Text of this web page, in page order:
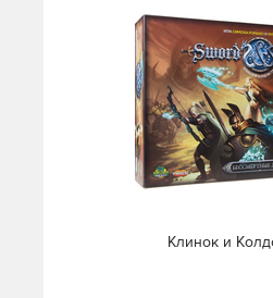
Клинок и